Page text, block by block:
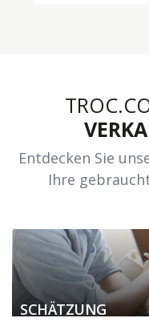
Entdecken Sie
Ihre
SCHÄTZUNG